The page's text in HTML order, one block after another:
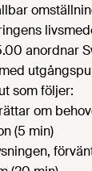
anordnar
som följer:
om
(5 min)